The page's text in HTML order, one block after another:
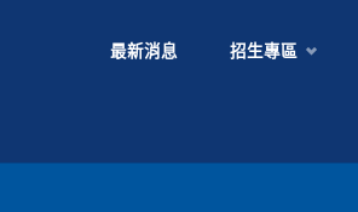
最新消息 招生專區